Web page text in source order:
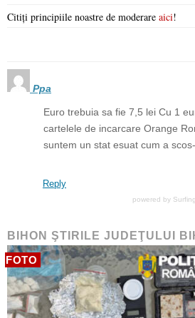
Citiți principiile noastre de moderare aici!
Ppa
Euro trebuia sa fie 7,5 lei Cu 1
cartelele de incarcare Orange
suntem un stat esuat cum a
Reply
powered by
BIHON ŞTIRILE JUDEŢULUI
FOTO